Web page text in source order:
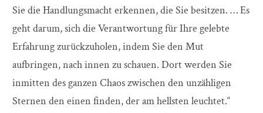
Sie die Handlungsmacht erkennen, die Sie besitzen. … Es
geht darum, sich die Verantwortung für Ihre gelebte
Erfahrung zurückzuholen, indem Sie den Mut
aufbringen, nach innen zu schauen. Dort werden Sie
inmitten des ganzen Chaos zwischen den unzähligen
Sternen den einen finden, der am hellsten leuchtet.“